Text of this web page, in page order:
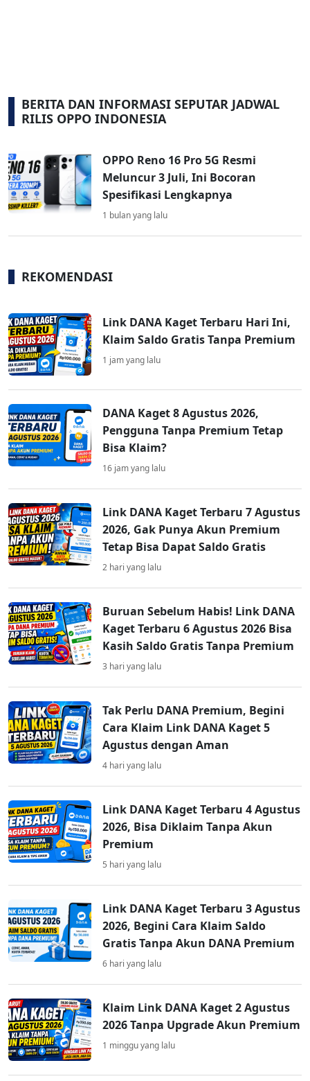
BERITA DAN INFORMASI SEPUTAR JADWAL
RILIS OPPO INDONESIA
OPPO Reno 16 Pro 5G Resmi
Meluncur 3 Juli, Ini Bocoran
Spesifikasi Lengkapnya
1 bulan yang lalu
REKOMENDASI
Link DANA Kaget Terbaru Hari Ini,
Klaim Saldo Gratis Tanpa Premium
1 jam yang lalu
DANA Kaget 8 Agustus 2026,
Pengguna Tanpa Premium Tetap
Bisa Klaim?
16 jam yang lalu
Link DANA Kaget Terbaru 7 Agustus
2026, Gak Punya Akun Premium
Tetap Bisa Dapat Saldo Gratis
2 hari yang lalu
Buruan Sebelum Habis! Link DANA
Kaget Terbaru 6 Agustus 2026 Bisa
Kasih Saldo Gratis Tanpa Premium
3 hari yang lalu
Tak Perlu DANA Premium, Begini
Cara Klaim Link DANA Kaget 5
Agustus dengan Aman
4 hari yang lalu
Link DANA Kaget Terbaru 4 Agustus
2026, Bisa Diklaim Tanpa Akun
Premium
5 hari yang lalu
Link DANA Kaget Terbaru 3 Agustus
2026, Begini Cara Klaim Saldo
Gratis Tanpa Akun DANA Premium
6 hari yang lalu
Klaim Link DANA Kaget 2 Agustus
2026 Tanpa Upgrade Akun Premium
1 minggu yang lalu